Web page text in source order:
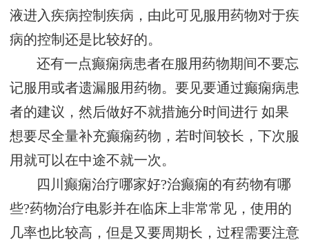
液进入疾病控制疾病，由此可见服用药物对于疾
病的控制还是比较好的。
还有一点癫痫病患者在服用药物期间不要忘
记服用或者遗漏服用药物。要见要通过癫痫病患
者的建议，然后做好不就措施分时间进行 如果
想要尽全量补充癫痫药物，若时间较长，下次服
用就可以在中途不就一次。
四川癫痫治疗哪家好?治癫痫的有药物有哪
些?药物治疗电影并在临床上非常常见，使用的
几率也比较高，但是又要周期长，过程需要注意